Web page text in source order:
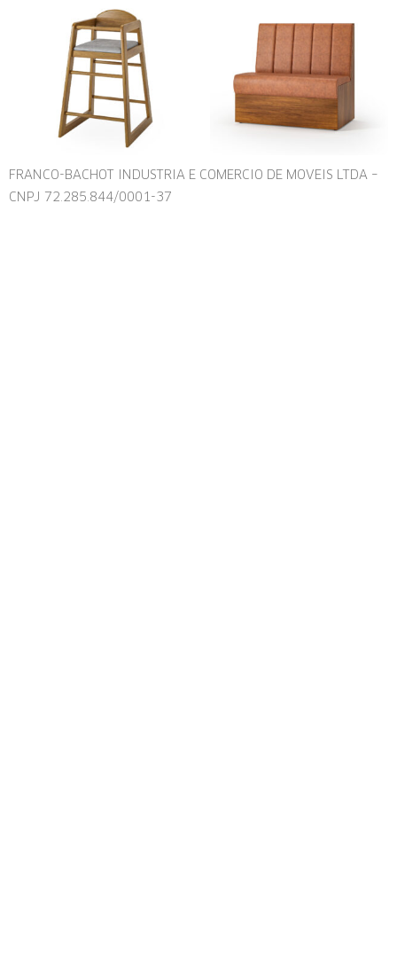
FRANCO-BACHOT INDUSTRIA E COMERCIO DE MOVEIS LTDA –
CNPJ 72.285.844/0001-37